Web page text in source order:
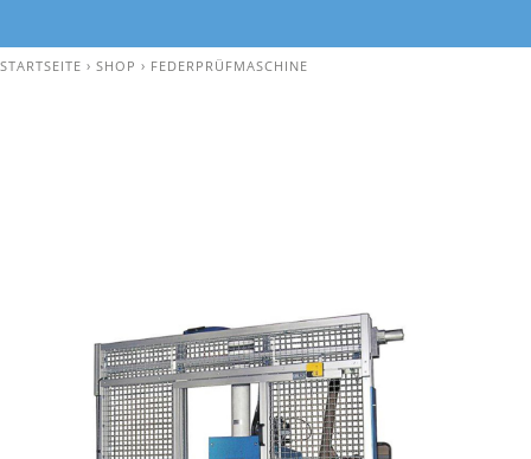
STARTSEITE › SHOP › FEDERPRÜFMASCHINE